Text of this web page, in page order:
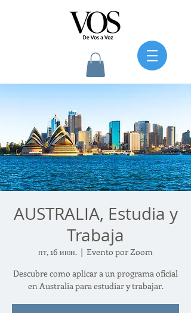
AUSTRALIA, Estudia y
Trabaja
пт, 16 июн.
  |
Evento por Zoom
Descubre como aplicar a un programa oficial
en Australia para estudiar y trabajar.